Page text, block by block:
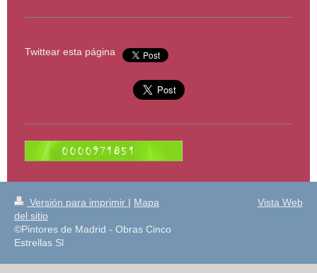
Twittear esta página
Versión para imprimir | Mapa
del sitio
©Pintores de Madrid - Obras Cinco
Estrellas Sl
Vista Web